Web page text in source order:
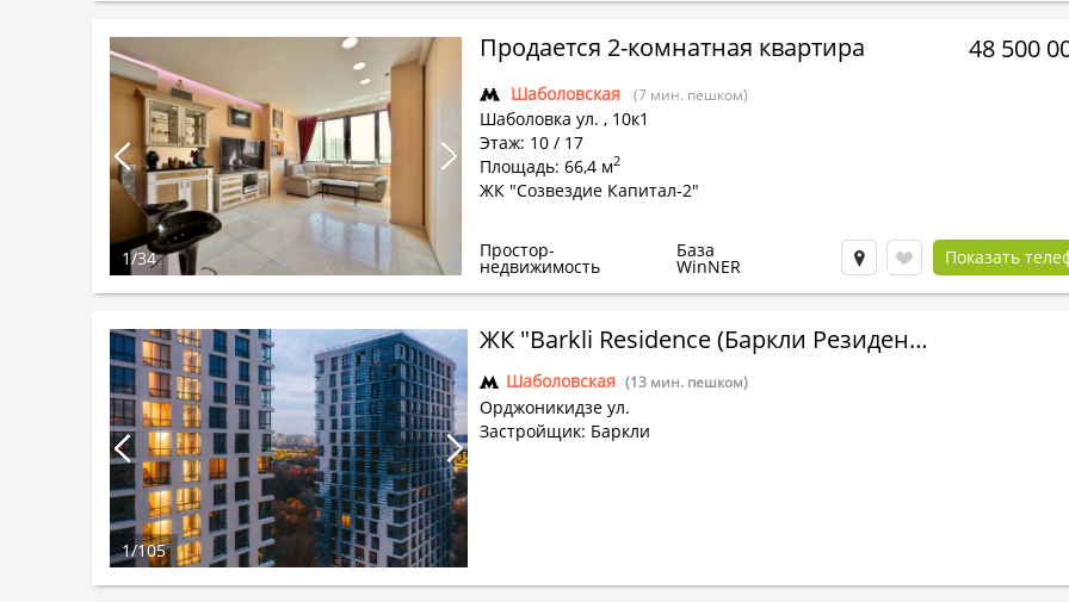
Продается 2-комнатная квартира
Шаболовская (7 мин. пешком)
Шаболовка ул. , 10к1
Этаж: 10 / 17
Площадь: 66,4 м2
ЖК "Созвездие Капитал-2"
48 500
Простор-
недвижимость
База
WinNER Показать
1/34
ЖК "Barkli Residence (Баркли Резиденс)"
Шаболовская (13 мин. пешком)
Орджоникидзе ул.
Застройщик: Баркли
1/105